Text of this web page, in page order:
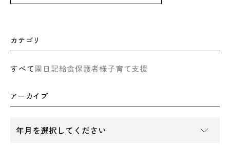
カテゴリ
すべて園日記給食保護者様子育て支援
アーカイブ